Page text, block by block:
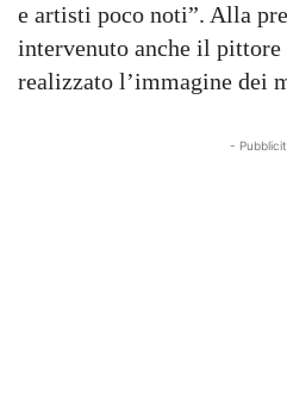
e artisti poco noti”. Alla
intervenuto anche il pittore
realizzato l’immagine dei
-